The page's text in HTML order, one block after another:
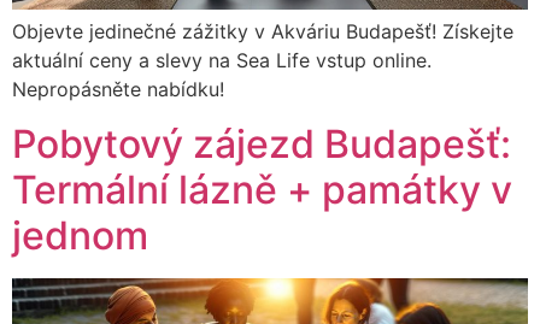
Objevte jedinečné zážitky v Akváriu Budapešť! Získejte
aktuální ceny a slevy na Sea Life vstup online.
Nepropásněte nabídku!
Pobytový zájezd Budapešť:
Termální lázně + památky v
jednom